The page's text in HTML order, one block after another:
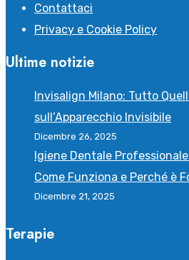
Contattaci
Privacy e Cookie Policy
Ultime notizie
Invisalign Milano: Tutto
sull’Apparecchio Invisibile
Dicembre 26, 2025
Igiene Dentale
Come Funziona e Perché è
Dicembre 21, 2025
Terapie